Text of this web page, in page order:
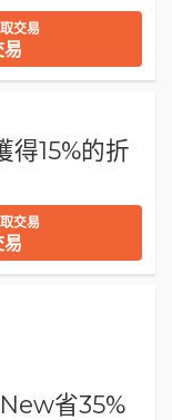
交易
易
15%的折
交易
易
省35%